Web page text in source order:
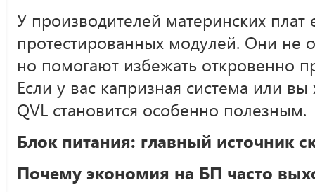
У производителей материнских плат
протестированных модулей. Они не
но помогают избежать откровенно
Если у вас капризная система или
QVL становится особенно полезным.
Блок питания: главный источник
Почему экономия на БП часто